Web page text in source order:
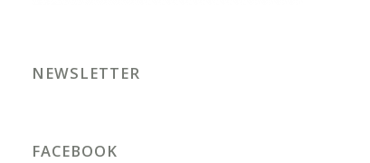
NEWSLETTER
FACEBOOK